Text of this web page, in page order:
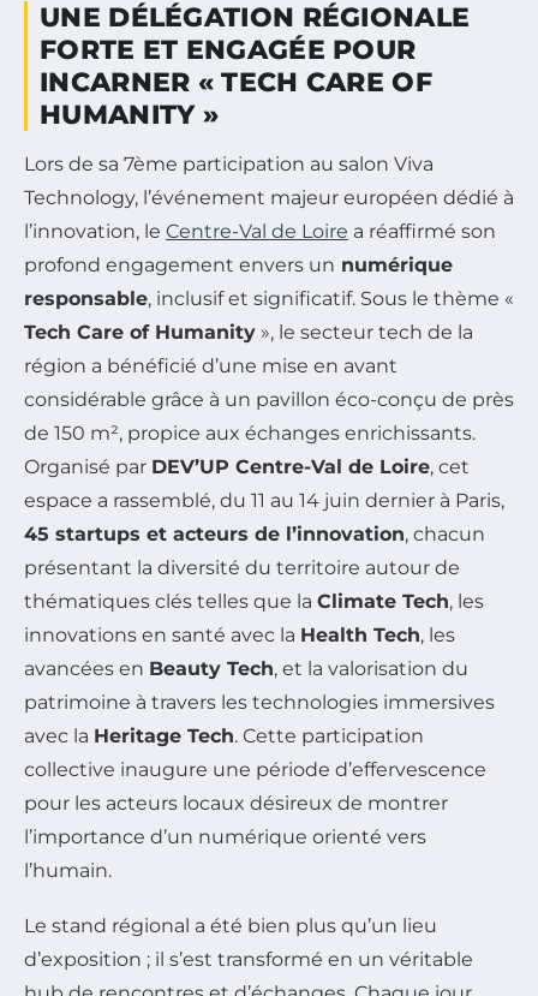
UNE DÉLÉGATION RÉGIONALE
FORTE ET ENGAGÉE POUR
INCARNER « TECH CARE OF
HUMANITY »
Lors de sa 7ème participation au salon Viva
Technology, l’événement majeur européen dédié à
l’innovation, le Centre-Val de Loire a réaffirmé son
profond engagement envers un numérique
responsable, inclusif et significatif. Sous le thème «
Tech Care of Humanity », le secteur tech de la
région a bénéficié d’une mise en avant
considérable grâce à un pavillon éco-conçu de près
de 150 m², propice aux échanges enrichissants.
Organisé par DEV’UP Centre-Val de Loire, cet
espace a rassemblé, du 11 au 14 juin dernier à Paris,
45 startups et acteurs de l’innovation, chacun
présentant la diversité du territoire autour de
thématiques clés telles que la Climate Tech, les
innovations en santé avec la Health Tech, les
avancées en Beauty Tech, et la valorisation du
patrimoine à travers les technologies immersives
avec la Heritage Tech. Cette participation
collective inaugure une période d’effervescence
pour les acteurs locaux désireux de montrer
l’importance d’un numérique orienté vers
l’humain.
Le stand régional a été bien plus qu’un lieu
d’exposition ; il s’est transformé en un véritable